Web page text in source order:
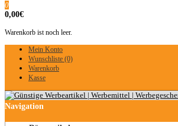
0
0,00€
Warenkorb ist noch leer.
Mein Konto
Wunschliste (0)
Warenkorb
Kasse
Navigation